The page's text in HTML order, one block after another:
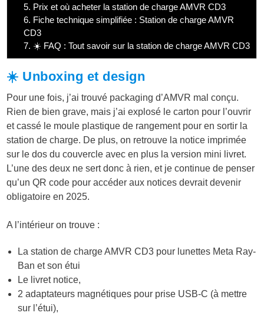
5. Prix et où acheter la station de charge AMVR CD3
6. Fiche technique simplifiée : Station de charge AMVR
CD3
7. ☀️ FAQ : Tout savoir sur la station de charge AMVR CD3
☀️ Unboxing et design
Pour une fois, j’ai trouvé packaging d’AMVR mal conçu.
Rien de bien grave, mais j’ai explosé le carton pour l’ouvrir
et cassé le moule plastique de rangement pour en sortir la
station de charge. De plus, on retrouve la notice imprimée
sur le dos du couvercle avec en plus la version mini livret.
L’une des deux ne sert donc à rien, et je continue de penser
qu’un QR code pour accéder aux notices devrait devenir
obligatoire en 2025.
A l’intérieur on trouve :
La station de charge AMVR CD3 pour lunettes Meta Ray-
Ban et son étui
Le livret notice,
2 adaptateurs magnétiques pour prise USB-C (à mettre
sur l’étui),